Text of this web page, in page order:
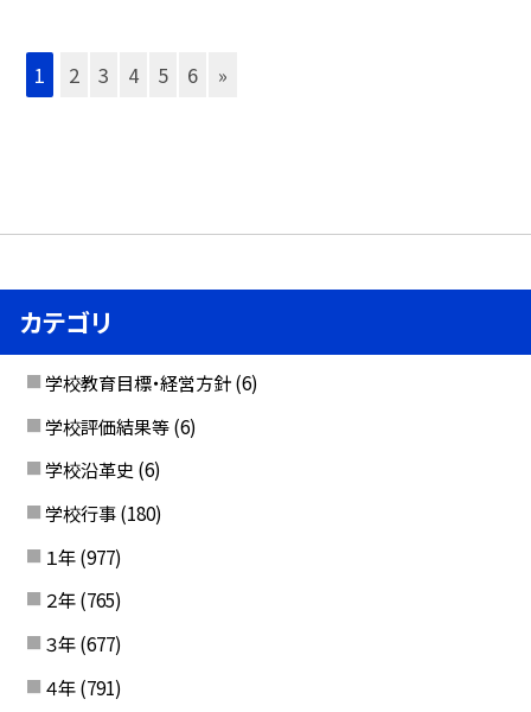
1 2 3 4 5 6 »
カテゴリ
学校教育目標・経営方針 (6)
学校評価結果等 (6)
学校沿革史 (6)
学校行事 (180)
１年 (977)
２年 (765)
３年 (677)
４年 (791)